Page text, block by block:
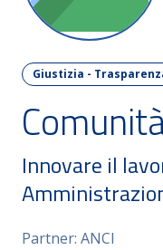
Giustizia -
Innovare il
Partner: ANCI